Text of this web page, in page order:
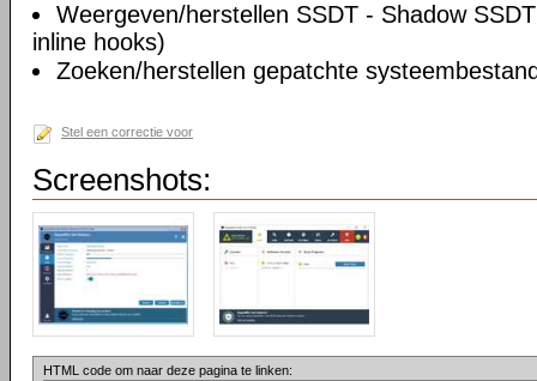
Weergeven/herstellen SSDT - Shadow
inline hooks)
Zoeken/herstellen gepatchte
Stel een correctie voor
Screenshots:
HTML code om naar deze pagina te linken: